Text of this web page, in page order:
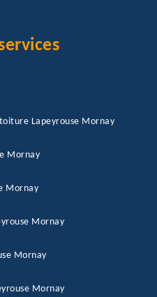
Lapeyrouse Mornay
Mornay
Mornay
Mornay
Mornay
Mornay